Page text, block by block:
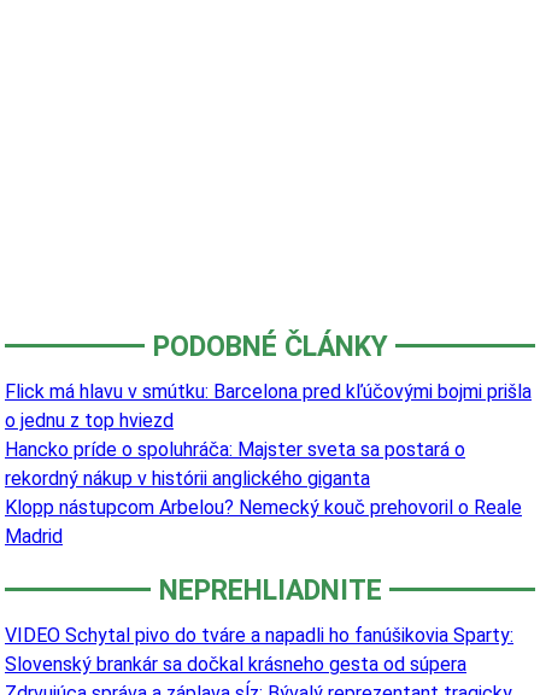
PODOBNÉ ČLÁNKY
Flick má hlavu v smútku: Barcelona pred kľúčovými bojmi prišla
o jednu z top hviezd
Hancko príde o spoluhráča: Majster sveta sa postará o
rekordný nákup v histórii anglického giganta
Klopp nástupcom Arbelou? Nemecký kouč prehovoril o Reale
Madrid
NEPREHLIADNITE
VIDEO Schytal pivo do tváre a napadli ho fanúšikovia Sparty:
Slovenský brankár sa dočkal krásneho gesta od súpera